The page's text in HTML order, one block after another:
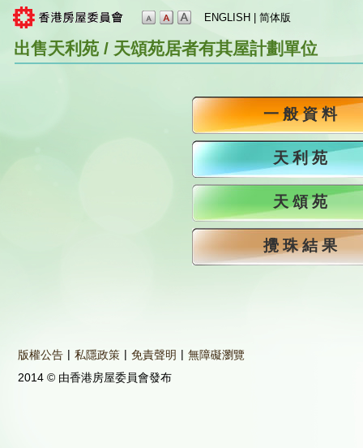
ENGLISH 简体版
出售天利苑 / 天頌苑居者有其屋計劃單位
一 般 資 料
天 利 苑
天 頌 苑
攪 珠 結 果
版權公告 私隱政策 免責聲明
無障礙瀏覽
2014 © 由香港房屋委員會發布